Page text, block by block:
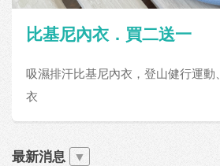
比基尼內衣．買二送一
吸濕排汗比基尼內衣，登山健行運動
衣
最新消息 ▼